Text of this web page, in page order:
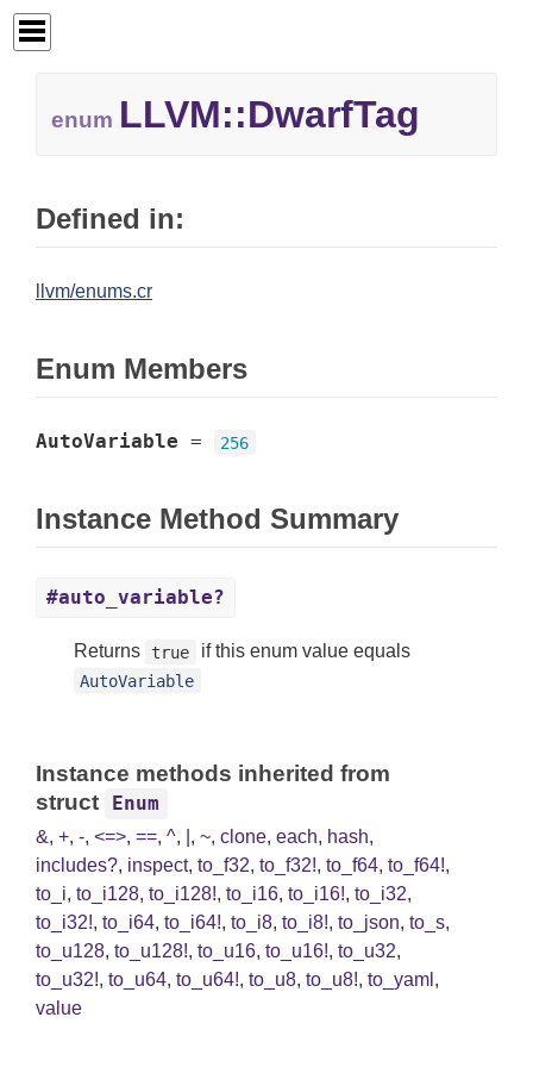
enum LLVM::DwarfTag
Defined in:
llvm/enums.cr
Enum Members
AutoVariable = 256
Instance Method Summary
#auto_variable?
Returns true if this enum value equals
AutoVariable
Instance methods inherited from
struct
Enum
&, +, -, <=>, ==, ^, , ~, clone, each, hash,
includes?, inspect, to_f32, to_f32!, to_f64, to_f64!,
to_i, to_i128, to_i128!, to_i16, to_i16!, to_i32,
to_i32!, to_i64, to_i64!, to_i8, to_i8!, to_json, to_s,
to_u128, to_u128!, to_u16, to_u16!, to_u32,
to_u32!, to_u64, to_u64!, to_u8, to_u8!, to_yaml ,
value